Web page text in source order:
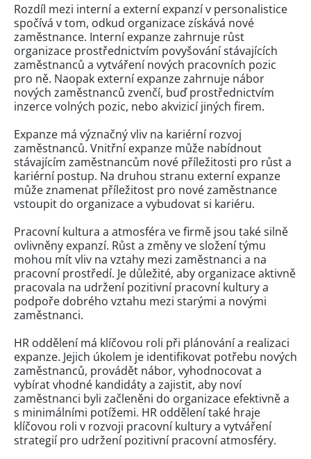
Rozdíl mezi interní a externí expanzí v personalistice
spočívá v tom, odkud organizace získává nové
zaměstnance. Interní expanze zahrnuje růst
organizace prostřednictvím povyšování stávajících
zaměstnanců a vytváření nových pracovních pozic
pro ně. Naopak externí expanze zahrnuje nábor
nových zaměstnanců zvenčí, buď prostřednictvím
inzerce volných pozic, nebo akvizicí jiných firem.
Expanze má význačný vliv na kariérní rozvoj
zaměstnanců. Vnitřní expanze může nabídnout
stávajícím zaměstnancům nové příležitosti pro růst a
kariérní postup. Na druhou stranu externí expanze
může znamenat příležitost pro nové zaměstnance
vstoupit do organizace a vybudovat si kariéru.
Pracovní kultura a atmosféra ve firmě jsou také silně
ovlivněny expanzí. Růst a změny ve složení týmu
mohou mít vliv na vztahy mezi zaměstnanci a na
pracovní prostředí. Je důležité, aby organizace aktivně
pracovala na udržení pozitivní pracovní kultury a
podpoře dobrého vztahu mezi starými a novými
zaměstnanci.
HR oddělení má klíčovou roli při plánování a realizaci
expanze. Jejich úkolem je identifikovat potřebu nových
zaměstnanců, provádět nábor, vyhodnocovat a
vybírat vhodné kandidáty a zajistit, aby noví
zaměstnanci byli začleněni do organizace efektivně a
s minimálními potížemi. HR oddělení také hraje
klíčovou roli v rozvoji pracovní kultury a vytváření
strategií pro udržení pozitivní pracovní atmosféry.